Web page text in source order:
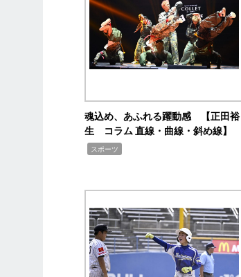
魂込め、あふれる躍動感 【正田裕
生 コラム 直線・曲線・斜め線】
スポーツ